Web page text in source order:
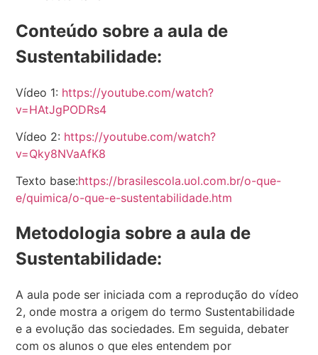
Conteúdo sobre a aula de
Sustentabilidade:
Vídeo 1: https://youtube.com/watch?
v=HAtJgPODRs4
Vídeo 2: https://youtube.com/watch?
v=Qky8NVaAfK8
Texto base:https://brasilescola.uol.com.br/o-que-
e/quimica/o-que-e-sustentabilidade.htm
Metodologia sobre a aula de
Sustentabilidade:
A aula pode ser iniciada com a reprodução do vídeo
2, onde mostra a origem do termo Sustentabilidade
e a evolução das sociedades. Em seguida, debater
com os alunos o que eles entendem por